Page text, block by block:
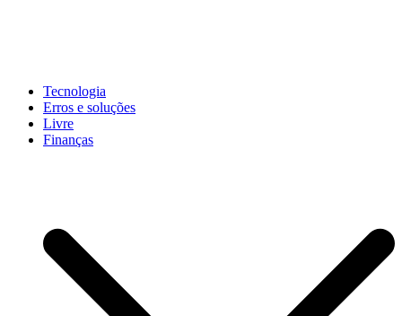
John-Henrique
Distribuindo conteúdo útil
Tecnologia
Erros e soluções
Livre
Finanças